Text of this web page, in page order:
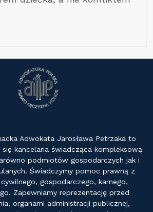
Adwokata Jarosława Petrzaka to
kancelaria świadcząca kompleksową
podmiotów gospodarczych jak i
Świadczymy pomoc prawną z
gospodarczego, karnego,
Zapewniamy reprezentację przed
organami administracji publicznej,